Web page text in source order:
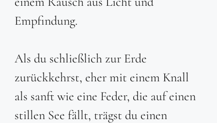
Empfindung.
Als du schließlich zur Erde
zurückkehrst, eher mit einem Knall
als sanft wie eine Feder, die auf einen
stillen See fällt, trägst du einen